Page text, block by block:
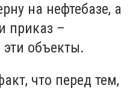
на нефтебазе, а
приказ –
объекты.
что перед тем,